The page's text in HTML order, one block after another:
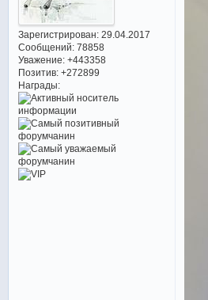
Зарегистрирован: 29.04.2017
Сообщений:78858
Уважение: +443358
Позитив: +272899
Награды: